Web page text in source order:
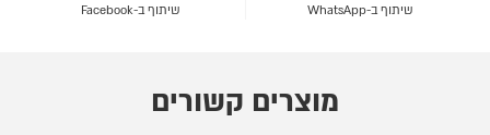
שיתוף ב-WhatsApp שיתוף ב-Facebook
מוצרים קשורים